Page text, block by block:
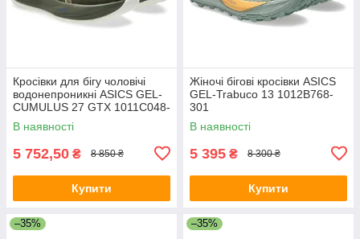
Кросівки для бігу чоловічі
водонепроникні ASICS GEL-
CUMULUS 27 GTX 1011C048-
200
В наявності
5 752,50 ₴ 8 850 ₴
Купити
Жіночі бігові кросівки ASICS
GEL-Trabuco 13 1012B768-
301
В наявності
5 395 ₴ 8 300 ₴
Купити
–35% –35%